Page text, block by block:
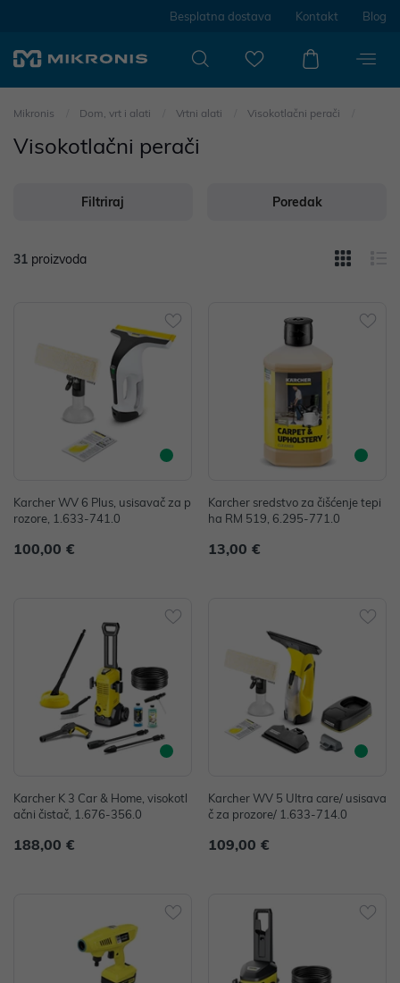
Besplatna dostava Kontakt Blog
Mikronis Dom, vrt i alati Vrtni alati Visokotlačni perači
Visokotlačni perači
Filtriraj Poredak
31 proizvoda
Karcher WV 6 Plus, usisavač za p
rozore, 1.633-741.0
100,00 €
Karcher sredstvo za čišćenje tepi
ha RM 519, 6.295-771.0
13,00 €
Karcher K 3 Car & Home, visokotl
ačni čistač, 1.676-356.0
188,00 €
Karcher WV 5 Ultra care/ usisava
č za prozore/ 1.633-714.0
109,00 €